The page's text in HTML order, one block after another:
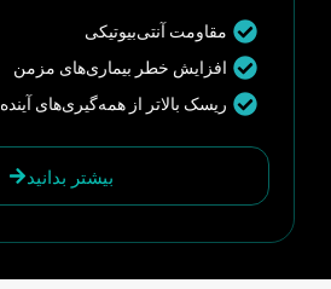
مقاومت آنتی‌بیوتیکی
افزایش خطر بیماری‌های مزمن
ریسک بالاتر از همه‌گیری‌های آینده
بیشتر بدانید